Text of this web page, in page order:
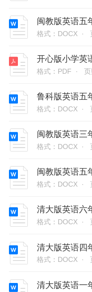
闽教版英语五
格式：DOCX ·
格式：PDF ·
鲁科版英语五
格式：DOCX ·
闽教版英语三
格式：DOCX ·
闽教版英语五
格式：DOCX ·
清大版英语六
格式：DOCX ·
清大版英语四
格式：DOCX ·
清大版英语一